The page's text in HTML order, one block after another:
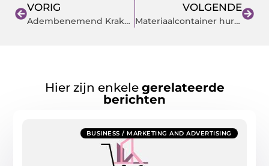
VORIG
Adembenemend Krakau in de herfstvakantie
VOLGENDE
Materiaalcontainer huren
Hier zijn enkele gerelateerde
berichten
BUSINESS / MARKETING AND ADVERTISING